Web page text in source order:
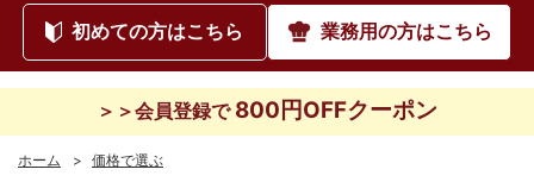
初めての方はこちら 業務用の方はこちら
＞＞会員登録で 800円OFFクーポン
ホーム > 価格で選ぶ